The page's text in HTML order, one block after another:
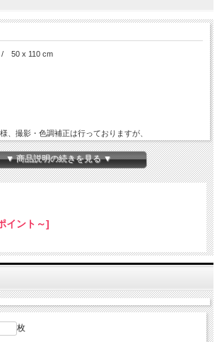
/ 50 x 110 cm
撮影・色調補正は行っておりますが、
定状況によっては色が異なって見える場合がありま
について】
も、繋がった状態の商品でのお届けとはなりません。
ましては、出来る限り繋がった商品をご用意致しま
単位でカットされた商品</b>でのお届けとな
110 cm )
110 cm )
x 110 cm )
▼ 商品説明の続きを見る ▼
イント～]
枚